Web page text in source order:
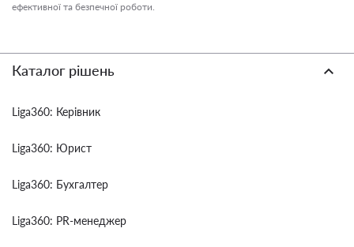
ефективної та безпечної роботи.
Каталог рішень
Liga360: Керівник
Liga360: Юрист
Liga360: Бухгалтер
Liga360: PR-менеджер